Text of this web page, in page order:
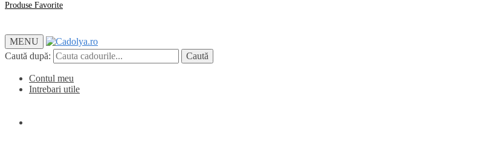
Produse Favorite
MENU
Caută după:
Caută
Contul meu
Intrebari utile